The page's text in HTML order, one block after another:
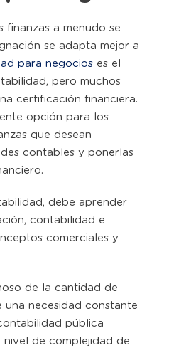
finanzas a menudo se
se adapta mejor a
para negocios es el
pero muchos
certificación financiera.
opción para los
que desean
contables y ponerlas
debe aprender
contabilidad e
comerciales y
de la cantidad de
una necesidad constante
pública
nivel de complejidad de